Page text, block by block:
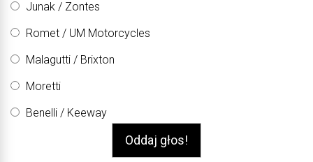
Junak / Zontes
Romet / UM Motorcycles
Malagutti / Brixton
Moretti
Benelli / Keeway